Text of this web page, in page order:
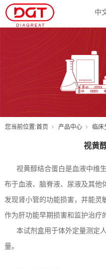
中
您当前位置:首页 产品中心 临床
视黄
视黄醇结合蛋白是血液中维生
布于血液、脑脊液、尿液及其他
发现肾小管的功能损害，并能灵
作为肝功能早期损害和监护治疗
本试剂盒用于体外定量测定人
量。